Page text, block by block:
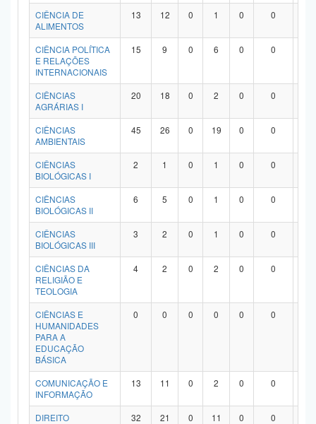
CIÊNCIA DE
ALIMENTOS
13 12 0 1 0 0
CIÊNCIA POLÍTICA
E RELAÇÕES
INTERNACIONAIS
15 9 0 6 0 0
CIÊNCIAS
AGRÁRIAS I
20 18 0 2 0 0
CIÊNCIAS
AMBIENTAIS
45 26 0 19 0 0
CIÊNCIAS
BIOLÓGICAS I
2 1 0 1 0 0
CIÊNCIAS
BIOLÓGICAS II
6 5 0 1 0 0
CIÊNCIAS
BIOLÓGICAS III
3 2 0 1 0 0
CIÊNCIAS DA
RELIGIÃO E
TEOLOGIA
4 2 0 2 0 0
CIÊNCIAS E
HUMANIDADES
PARA A
EDUCAÇÃO
BÁSICA
0 0 0 0 0 0
COMUNICAÇÃO E
INFORMAÇÃO
13 11 0 2 0 0
DIREITO 32 21 0 11 0 0